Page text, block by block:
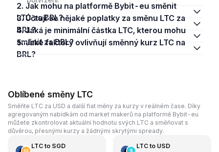
2. Jak mohu na platformě Bybit-eu směnit
LTC za BRL?
3. Účtují se nějaké poplatky za směnu LTC za
BRL?
4. Jaká je minimální částka LTC, kterou mohu
směnit za BRL?
5. Jaké faktory ovlivňují směnný kurz LTC na
BRL?
Oblíbené směny LTC
Směňte LTC za USD a další fiat měny za kurzy v reálném čase. Díky
agregovaným nabídkám od market makerů na platformě Bybit-eu
můžete zkontrolovat aktuální hodnotu svých LTC a směňovat s
důvěrou, přesnými kurzy a žádnými skrytými spready.
LTCto SGD LTCto USD